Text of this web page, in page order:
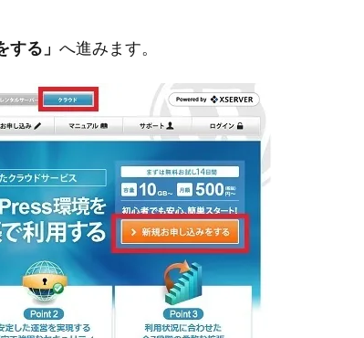
する」 へ進みます。